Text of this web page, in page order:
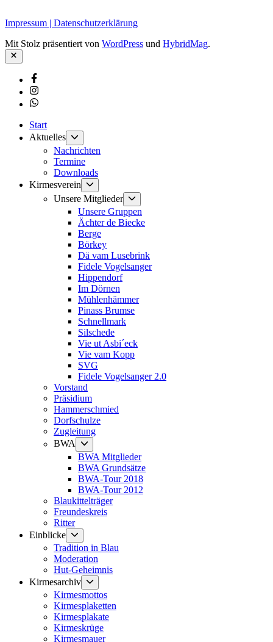
Impressum | Datenschutzerklärung
Mit Stolz präsentiert von WordPress und HybridMag.
Schließen
Facebook
Instagram
Whatsapp
Start
Aktuelles
Untermenü
anzeigen
Nachrichten
Termine
Downloads
Kirmesverein
anzeigen
Unsere Mitglieder
anzeigen
Unsere Gruppen
Ächter de Biecke
Berge
Börkey
Dä vam Lusebrink
Fidele Vogelsanger
Hippendorf
Im Dörnen
Mühlenhämmer
Pinass Brumse
Schnellmark
Silschede
Vie ut Asbi´eck
Vie vam Kopp
SVG
Fidele Vogelsanger 2.0
Vorstand
Präsidium
Hammerschmied
Dorfschulze
Zugleitung
BWA
Untermenü
anzeigen
BWA Mitglieder
BWA Grundsätze
BWA-Tour 2018
BWA-Tour 2012
Blaukittelträger
Freundeskreis
Ritter
Einblicke
anzeigen
Tradition in Blau
Moderation
Hut-Geheimnis
Kirmesarchiv
Untermenü
anzeigen
Kirmesmottos
Kirmesplaketten
Kirmesplakate
Kirmeskrüge
Kirmesmauer